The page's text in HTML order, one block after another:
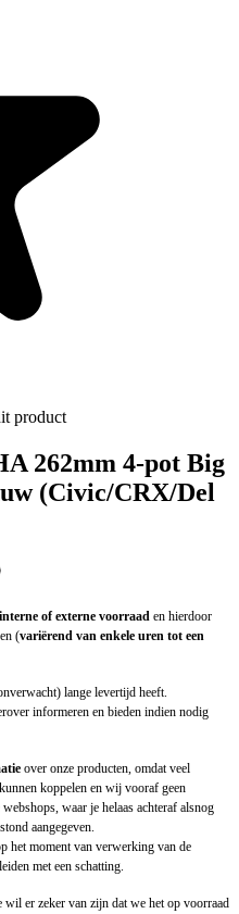
product
262mm 4-pot Big
(Civic/CRX/Del
interne of externe voorraad en hierdoor
(variërend van enkele uren tot een
lange levertijd heeft.
informeren en bieden indien nodig
over onze producten, omdat veel
koppelen en wij vooraf geen
waar je helaas achteraf alsnog
aangegeven.
het moment van verwerking van de
met een schatting.
wil er zeker van zijn dat we het op voorraad